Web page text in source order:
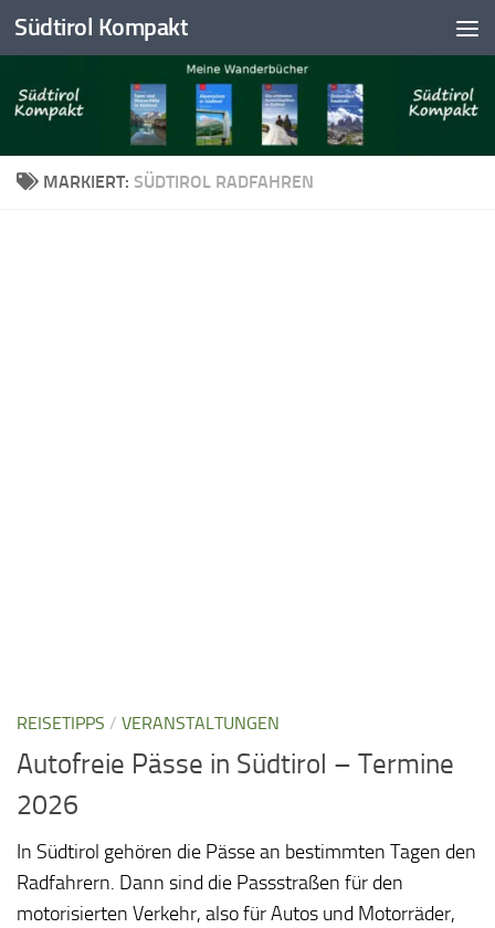
Skip to content
Südtirol Kompakt
MARKIERT: SÜDTIROL RADFAHREN
REISETIPPS / VERANSTALTUNGEN
Autofreie Pässe in Südtirol – Termine
2026
In Südtirol gehören die Pässe an bestimmten Tagen den
Radfahrern. Dann sind die Passstraßen für den
motorisierten Verkehr, also für Autos und Motorräder,